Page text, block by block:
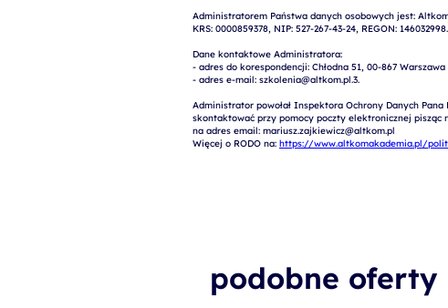
Administratorem Państwa danych osobowych jest:
KRS: 0000859378, NIP: 527-267-43-24, REGON: 146032998.
Dane kontaktowe Administratora:
- adres do korespondencji: Chłodna 51, 00-867 Warszawa
- adres e-mail: szkolenia@altkom.pl.3.
Administrator powołał Inspektora Ochrony Danych
skontaktować przy pomocy poczty elektronicznej pisząc
na adres email: mariusz.zajkiewicz@altkom.pl
Więcej o RODO na: https://www.altkomakademia.pl/
podobne oferty